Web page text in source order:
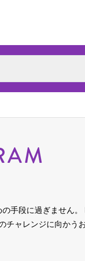
手段に過ぎません。
チャレンジに向かう